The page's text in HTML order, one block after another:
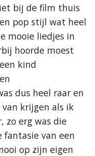
bij de film thuis
pop stijl wat heel
mooie liedjes in
hoorde moest
kind
dus heel raar en
krijgen als ik
zo erg was die
fantasie van een
op zijn eigen